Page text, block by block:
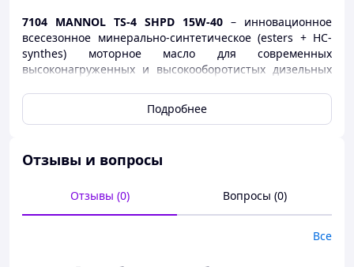
7104 MANNOL TS-4 SHPD 15W-40 – инновационное
всесезонное минерально-синтетическое (esters + HC-
synthes) моторное масло для современных
высоконагруженных и высокооборотистых дизельных
тяжелых условиях. Масло соответствует Глобальной
мировой спецификации GLOBAL-DHD-1, которая
двигателей, произведенными начиная с 1998 года,
пробегами между сменами масла и выполняющих
действующие нормы по содержанию токсичных
Подробнее
Отзывы и вопросы
Отзывы (0) Вопросы (0)
Все